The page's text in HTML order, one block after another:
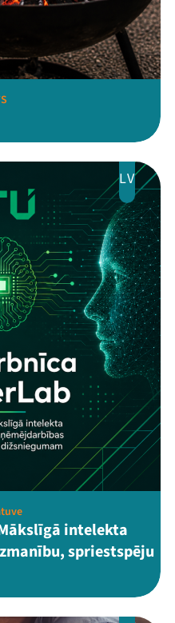
LV
intelekta
spriestspēju